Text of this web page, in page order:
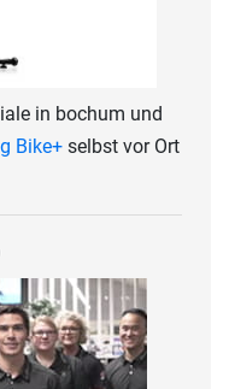
in bochum und
Bike+ selbst vor Ort